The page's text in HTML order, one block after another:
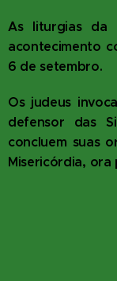
As liturgias da
acontecimento
6 de setembro.
Os judeus
defensor das
concluem suas
Misericórdia, ora